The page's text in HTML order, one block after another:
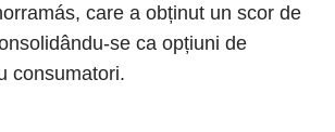
care a obținut un scor de
se ca opțiuni de
consumatori.